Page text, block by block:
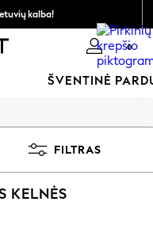
kalba!
per banką“
0
ŠVENTINĖ
FILTRAS
KELNĖS